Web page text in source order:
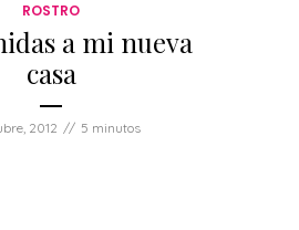
ROSTRO
a mi nueva
casa
2012 5 minutos